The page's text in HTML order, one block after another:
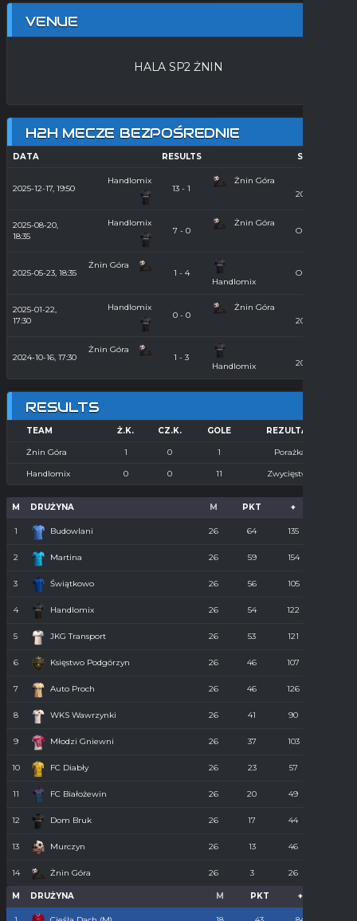
VENUE
HALA SP2 ŻNIN
H2H MECZE BEZPOŚREDNIE
DATA RESULTS SEASON
2025-12-17, 19:50
Handlomix
13 - 1
Żnin Góra
2025/2026
2025-08-20,
18:35
Handlomix
7 - 0
Żnin Góra
Orlik 2025
2025-05-23, 18:35
Żnin Góra
1 - 4
Handlomix
Orlik 2025
2025-01-22,
17:30
Handlomix
0 - 0
Żnin Góra
2024/2025
2024-10-16, 17:30
Żnin Góra
1 - 3
Handlomix
2024/2025
RESULTS
TEAM Ż.K. CZ.K. GOLE REZULTAT
Żnin Góra 1 0 1 Porażka
Handlomix 0 0 11 Zwycięstwo
M DRUŻYNA M PKT +
1 Budowlani 26 64 135
2 Martina 26 59 154
3 Świątkowo 26 56 105
4 Handlomix 26 54 122
5 JKG Transport 26 53 121
6 Księstwo Podgórzyn 26 46 107
7 Auto Proch 26 46 126
8 WKS Wawrzynki 26 41 90
9 Młodzi Gniewni 26 37 103
10 FC Diabły 26 23 57
11 FC Białożewin 26 20 49
12 Dom Bruk 26 17 44
13 Murczyn 26 13 46
14 Żnin Góra 26 3 26
M DRUŻYNA M PKT +